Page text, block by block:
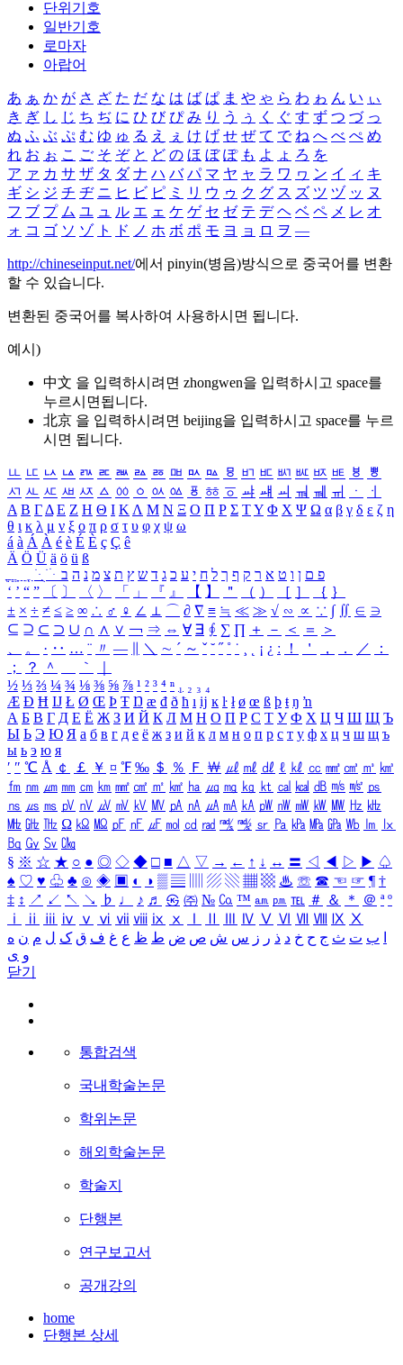
단위기호
일반기호
로마자
아랍어
あ ぁ か が さ ざ た だ な は ば ぱ ま や ゃ ら わ ゎ ん い ぃ
き ぎ し じ ち ぢ に ひ び ぴ み り う ぅ く ぐ す ず つ づ っ
ぬ ふ ぶ ぷ む ゆ ゅ る え ぇ け げ せ ぜ て で ね へ べ ぺ め
れ お ぉ こ ご そ ぞ と ど の ほ ぼ ぽ も よ ょ ろ を
ア ァ カ サ ザ タ ダ ナ ハ バ パ マ ヤ ャ ラ ワ ヮ ン イ ィ キ
ギ シ ジ チ ヂ ニ ヒ ビ ピ ミ リ ウ ゥ ク グ ス ズ ツ ヅ ッ ヌ
フ ブ プ ム ユ ュ ル エ ェ ケ ゲ セ ゼ テ デ ヘ ベ ペ メ レ オ
ォ コ ゴ ソ ゾ ト ド ノ ホ ボ ポ モ ヨ ョ ロ ヲ ―
http://chineseinput.net/에서 pinyin(병음)방식으로 중국어를 변환
할 수 있습니다.
변환된 중국어를 복사하여 사용하시면 됩니다.
예시)
中文 을 입력하시려면 zhongwen을 입력하시고 space를
누르시면됩니다.
北京 을 입력하시려면 beijing을 입력하시고 space를 누르
시면 됩니다.
ㅥ ㅦ ㅧ ㅨ ㅩ ㅪ ㅫ ㅬ ㅭ ㅮ ㅯ ㅰ ㅱ ㅲ ㅳ ㅴ ㅵ ㅶ ㅷ ㅸ
ㅹ
ㅺ ㅻ ㅼ ㅽ ㅾ ㅿ ㆀ ㆁ ㆂ ㆃ ㆄ ㆅ ㆆ ㆇ ㆈ ㆉ ㆊ ㆋ ㆌ ㆍ
ㆎ
Α Β ΓΔ Ε Ζ Η Θ Ι ΚΛ Μ Ν Ξ Ο Π Ρ Σ ΤΥ Φ Χ Ψ Ω α β γ δ ε ζ η
θ ι κ λ μ ν ξ ο π ρ σ τ υ φ χ ψ ω
á à Á À é è É È ç Ç ê
Ä Ö Ü ä ö ü ß
ִֶֹ ֻּ ׁׂ פ ם ן ו ט א ר ק ף ך ל ח י ע כ ג ד ש ץ ת צ מ נ ה ב
‘ ’ “ ” 〔 〕 〈 〉 「 」 『 』 【 】 ＂ （ ） ［ ］ ｛ ｝
± × ÷ ≠ ≤ ≥ ∞ ∴ ♂ ♀ ∠ ⊥ ⌒ ∂ ∇ ≡ ≒ ≪ ≫ √ ∽ ∝ ∵ ∫ ∬ ∈ ∋
⊆ ⊇ ⊂ ⊃ ∪ ∩ ∧ ∨ ￢ ⇒ ⇔ ∀ ∃ ∮ ∑ ∏ ＋ － ＜ ＝
＞
、
。 · ‥ … ¨ 〃 ― ＼ ∼ ´ ～ ˇ ˘ ˝ ˚ ˙ ¸ ¡ ¿ ː ！ ＇ ， ． ／
：
；
？ ＾ ｀
½ ⅓ ⅔ ¼ ¾ ⅛ ⅜ ⅝ ⅞ ¹ ² ³ ⁴ ⁿ ₁ ₂ ₃ ₄
Æ Ð Ħ Ĳ Ł Ø Œ Þ Ŧ Ŋ æ đ ð ħ ı ĳ ĸ ŀ ł ø œ ß þ ŧ ŋ ŉ
А Б В Г Д Е Ё Ж З И Й К Л М Н О П Р С Т У Ф Х Ц Ч Ш Щ Ъ
Ы Ь Э Ю Я а б в г д е ё ж з и й к л м н о п р с т у ф х ц ч ш щ ъ
ы ь э ю я
′ ″ ℃ Å ￠ ￡ ￥ ¤ ℉ ‰ ＄ ％ Ｆ ￦ ㎕ ㎖ ㎗ ℓ ㎘ ㏄ ㎣ ㎤ ㎥ ㎦
㎙ ㎚ ㎛ ㎜ ㎝ ㎞ ㎟ ㎠ ㎡ ㎢ ㏊ ㎍ ㎎ ㎏ ㏏ ㎈ ㎉ ㏈ ㎧ ㎨ ㎰
㎱ ㎲ ㎳ ㎴ ㎵ ㎶ ㎷ ㎸ ㎹ ㎀ ㎁ ㎂ ㎃ ㎄ ㎺ ㎻ ㎽ ㎾ ㎿ ㎐ ㎑
㎒ ㎓ ㎔ Ω ㏀ ㏁ ㎊ ㎋ ㎌ ㏖ ㏅ ㎭ ㎮ ㎯ ㏛ ㎩ ㎪ ㎫ ㎬ ㏝ ㏐
㏓
㏃ ㏉ ㏜ ㏆
§ ※ ☆ ★ ○ ● ◎ ◇ ◆ □ ■ △ ▽ → ← ↑ ↓ ↔ 〓 ◁ ◀ ▷ ▶ ♤
♠ ♡ ♥ ♧ ♣ ⊙ ◈ ▣ ◐ ◑ ▒ ▤ ▨ ▧ ▦ ▩ ♨ ☏ ☎ ☜ ☞ ¶ †
‡ ↕ ↗ ↙ ↖ ↘ ♭ ♩ ♪ ♬ ㉿ ㈜ № ㏇ ™ ㏂ ㏘ ℡ ＃ ＆ ＊ ＠ ª º
ⅰ
ⅱ ⅲ ⅳ ⅴ ⅵ ⅶ ⅷ ⅸ ⅹ Ⅳ Ⅴ Ⅵ Ⅶ Ⅷ Ⅸ Ⅹ
ب ت ث ج ح خ د ذ ر ز س ش ص ض ط ظ ع غ ف ق ک ل م ن ه
و ی
닫기
통합검색
국내학술논문
학위논문
해외학술논문
학술지
단행본
연구보고서
공개강의
home
단행본 상세